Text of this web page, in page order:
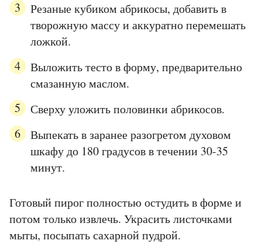
Резаные кубиком абрикосы, добавить в
творожную массу и аккуратно перемешать
ложкой.
Выложить тесто в форму, предварительно
смазанную маслом.
Сверху уложить половинки абрикосов.
Выпекать в заранее разогретом духовом
шкафу до 180 градусов в течении 30-35
минут.
Готовый пирог полностью остудить в форме и
потом только извлечь. Украсить листочками
мыты, посыпать сахарной пудрой.